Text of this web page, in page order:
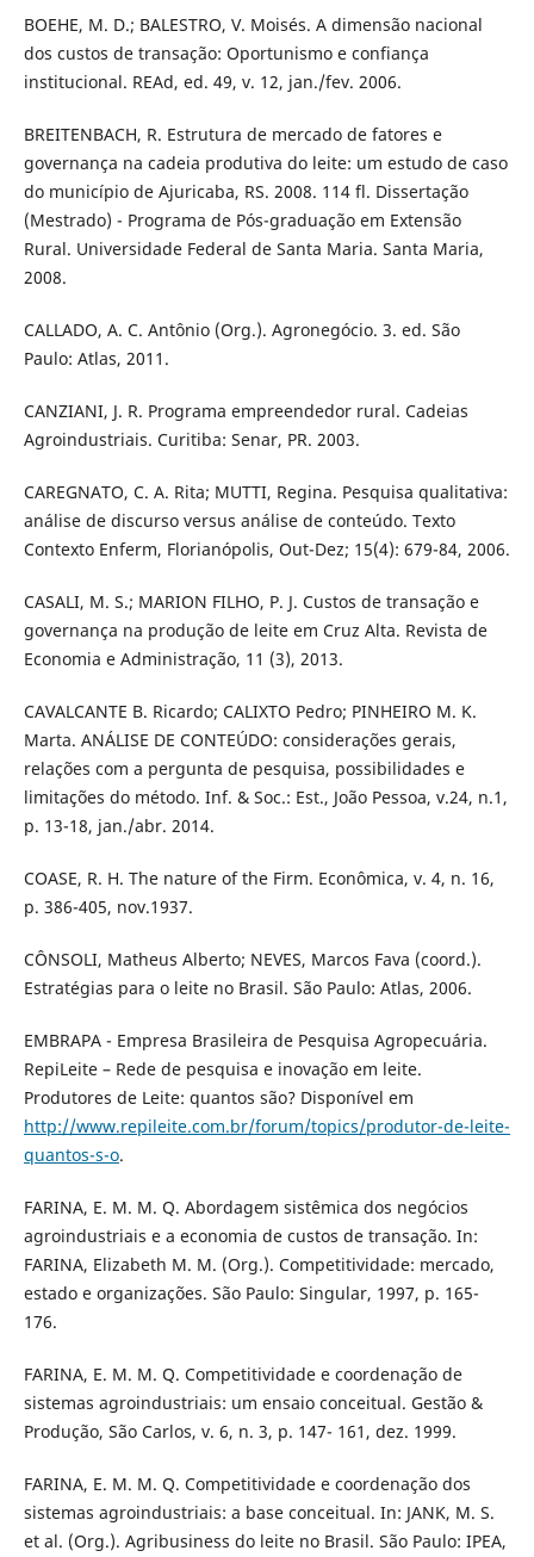
BOEHE, M. D.; BALESTRO, V. Moisés. A dimensão nacional
dos custos de transação: Oportunismo e confiança
institucional. REAd, ed. 49, v. 12, jan./fev. 2006.
BREITENBACH, R. Estrutura de mercado de fatores e
governança na cadeia produtiva do leite: um estudo de caso
do município de Ajuricaba, RS. 2008. 114 fl. Dissertação
(Mestrado) - Programa de Pós-graduação em Extensão
Rural. Universidade Federal de Santa Maria. Santa Maria,
2008.
CALLADO, A. C. Antônio (Org.). Agronegócio. 3. ed. São
Paulo: Atlas, 2011.
CANZIANI, J. R. Programa empreendedor rural. Cadeias
Agroindustriais. Curitiba: Senar, PR. 2003.
CAREGNATO, C. A. Rita; MUTTI, Regina. Pesquisa qualitativa:
análise de discurso versus análise de conteúdo. Texto
Contexto Enferm, Florianópolis, Out-Dez; 15(4): 679-84, 2006.
CASALI, M. S.; MARION FILHO, P. J. Custos de transação e
governança na produção de leite em Cruz Alta. Revista de
Economia e Administração, 11 (3), 2013.
CAVALCANTE B. Ricardo; CALIXTO Pedro; PINHEIRO M. K.
Marta. ANÁLISE DE CONTEÚDO: considerações gerais,
relações com a pergunta de pesquisa, possibilidades e
limitações do método. Inf. & Soc.: Est., João Pessoa, v.24, n.1,
p. 13-18, jan./abr. 2014.
COASE, R. H. The nature of the Firm. Econômica, v. 4, n. 16,
p. 386-405, nov.1937.
CÔNSOLI, Matheus Alberto; NEVES, Marcos Fava (coord.).
Estratégias para o leite no Brasil. São Paulo: Atlas, 2006.
EMBRAPA - Empresa Brasileira de Pesquisa Agropecuária.
RepiLeite – Rede de pesquisa e inovação em leite.
Produtores de Leite: quantos são? Disponível em
http://www.repileite.com.br/forum/topics/produtor-de-leite-
quantos-s-o.
FARINA, E. M. M. Q. Abordagem sistêmica dos negócios
agroindustriais e a economia de custos de transação. In:
FARINA, Elizabeth M. M. (Org.). Competitividade: mercado,
estado e organizações. São Paulo: Singular, 1997, p. 165-
176.
FARINA, E. M. M. Q. Competitividade e coordenação de
sistemas agroindustriais: um ensaio conceitual. Gestão &
Produção, São Carlos, v. 6, n. 3, p. 147- 161, dez. 1999.
FARINA, E. M. M. Q. Competitividade e coordenação dos
sistemas agroindustriais: a base conceitual. In: JANK, M. S.
et al. (Org.). Agribusiness do leite no Brasil. São Paulo: IPEA,